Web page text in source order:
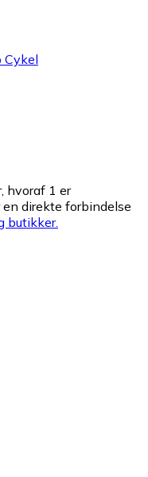
Cykel
hvoraf 1 er
direkte forbindelse
butikker.